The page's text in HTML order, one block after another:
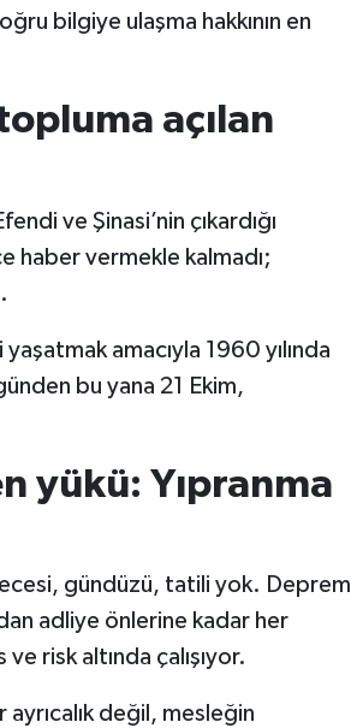
bilgiye ulaşma hakkının en
açılan
ve Şinasi’nin çıkardığı
haber vermekle kalmadı;
amacıyla 1960 yılında
bu yana 21 Ekim,
yükü: Yıpranma
gündüzü, tatili yok. Deprem
adliye önlerine kadar her
risk altında çalışıyor.
değil, mesleğin